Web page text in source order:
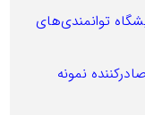
توانمندی‌های
نمونه